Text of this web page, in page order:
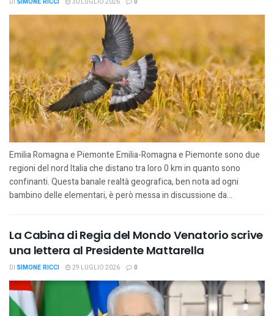
DI SIMONE RICCI 30 LUGLIO 2026 0
Emilia Romagna e Piemonte Emilia-Romagna e Piemonte sono due
regioni del nord Italia che distano tra loro 0 km in quanto sono
confinanti. Questa banale realtà geografica, ben nota ad ogni
bambino delle elementari, è però messa in discussione da...
La Cabina di Regia del Mondo Venatorio scrive
una lettera al Presidente Mattarella
DI SIMONE RICCI 29 LUGLIO 2026 0